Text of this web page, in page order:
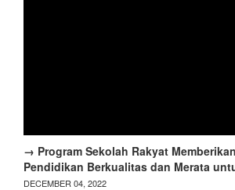
→ Program Sekolah Rakyat
Pendidikan Berkualitas dan Merata
DECEMBER 04, 2022